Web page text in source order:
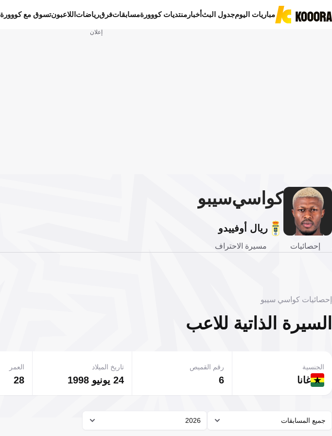
مباريات اليومجدول البثأخبار منتديات كووورةمسابقاتفرقرياضات اللاعبونتسوق مع كووورة
إعلان
كواسيسيبو
ريال أوفييدو
إحصائيات مسيرة الاحتراف
إحصائيات كواسي سيبو
السيرة الذاتية للاعب
غانا
الجنسية
6
رقم القميص
24 يونيو 1998
تاريخ الميلاد
28
العمر
جميع المسابقات 2026